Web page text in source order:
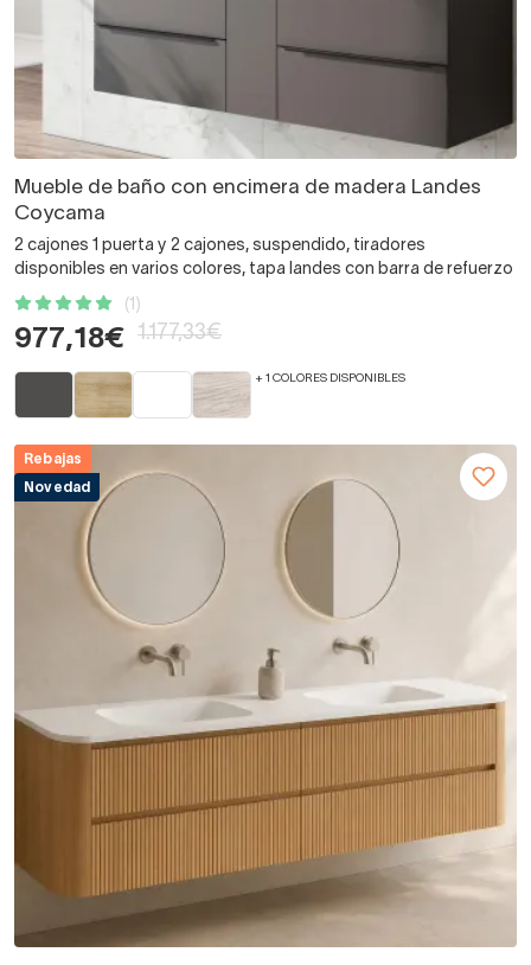
Mueble de baño con encimera de madera Landes
Coycama
2 cajones 1 puerta y 2 cajones, suspendido, tiradores
disponibles en varios colores, tapa landes con barra de refuerzo
(1)
977,18€ 1.177,33€
+ 1 COLORES DISPONIBLES
Rebajas
Novedad